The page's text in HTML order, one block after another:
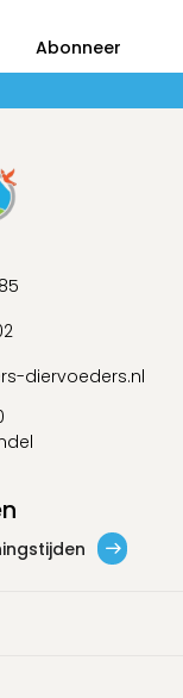
Abonneer
diervoeders.nl